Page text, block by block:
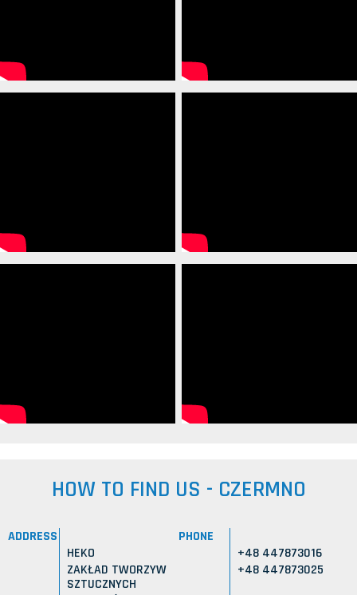
HOW TO FIND US - CZERMNO
ADDRESS
HEKO
ZAKŁAD TWORZYW
SZTUCZNYCH
PHONE
+48 447873016
+48 447873025